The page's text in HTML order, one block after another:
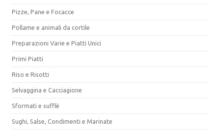
Pizze, Pane e Focacce
Pollame e animali da cortile
Preparazioni Varie e Piatti Unici
Primi Piatti
Riso e Risotti
Selvaggina e Cacciagione
Sformati e sufflè
Sughi, Salse, Condimenti e Marinate